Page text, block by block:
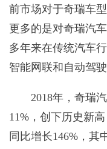
前市场对于奇瑞车
更多的是对奇瑞汽
多年来在传统汽车
智能网联和自动驾
2018年，奇瑞
11%，创下历史新
同比增长146%，其